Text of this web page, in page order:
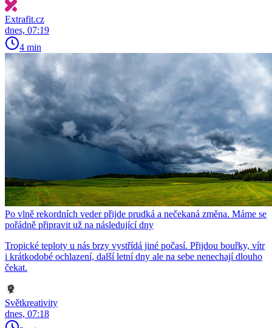
Extrafit.cz
dnes, 07:19
4 min
Po vlně rekordních veder přijde prudká a nečekaná změna. Máme se
pořádně připravit už na následující dny
Tropické teploty u nás brzy vystřídá jiné počasí. Přijdou bouřky, vítr
i krátkodobé ochlazení, další letní dny ale na sebe nenechají dlouho
čekat.
Světkreativity
dnes, 07:18